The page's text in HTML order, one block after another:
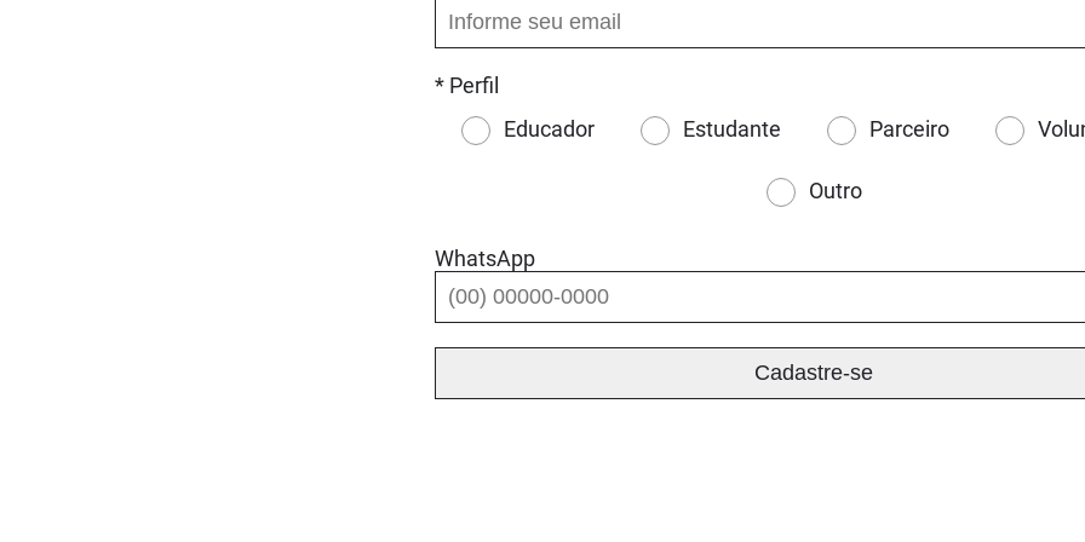
* Perfil
Educador
Estudante Parceiro
Outro
WhatsApp